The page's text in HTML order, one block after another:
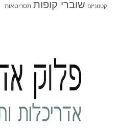
קטנוניזם שוברי קופות תסריטאות